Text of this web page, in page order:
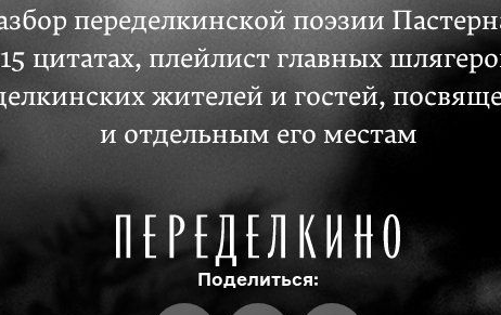
переделкинской поэзии
цитатах, плейлист главных
жителей и гостей,
и отдельным его местам
Поделиться: